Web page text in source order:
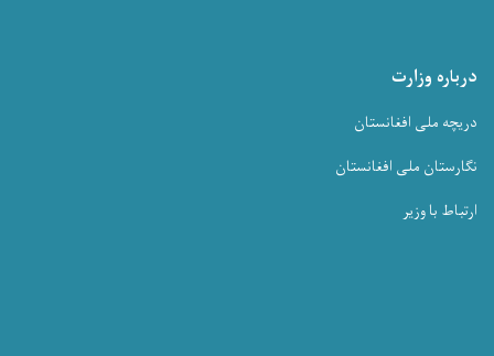
درباره وزارت
دریچه ملی افغانستان
نگارستان ملی افغانستان
ارتباط با وزیر